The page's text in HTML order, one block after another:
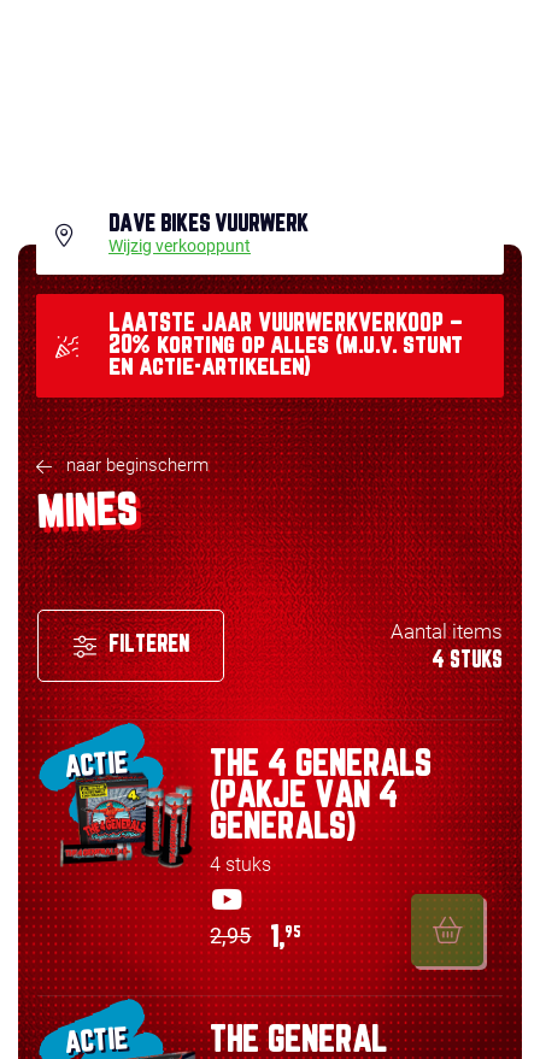
DAVE BIKES VUURWERK
Wijzig verkooppunt
LAATSTE JAAR VUURWERKVERKOOP –
20% korting op alles (m.u.v. stunt
en actie-artikelen)
naar beginscherm
MINES
FILTEREN
Aantal items
4 STUKS
ACTIE
THE 4 GENERALS
(PAKJE VAN 4
GENERALS)
4 stuks
2,95 1,95
ACTIE THE GENERAL